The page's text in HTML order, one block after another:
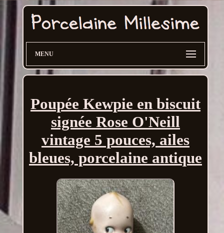
MENU
Poupée Kewpie en biscuit
signée Rose O'Neill
vintage 5 pouces, ailes
bleues, porcelaine antique